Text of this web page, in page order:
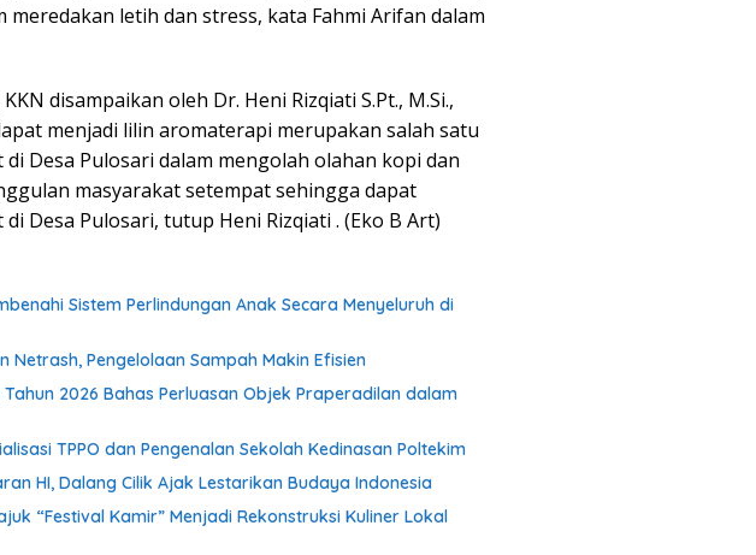
letih dan stress, kata Fahmi Arifan dalam
disampaikan oleh Dr. Heni Rizqiati S.Pt., M.Si.,
menjadi lilin aromaterapi merupakan salah satu
Desa Pulosari dalam mengolah olahan kopi dan
masyarakat setempat sehingga dapat
Desa Pulosari, tutup Heni Rizqiati . (Eko B Art)
Sistem Perlindungan Anak Secara Menyeluruh di
Netrash, Pengelolaan Sampah Makin Efisien
2026 Bahas Perluasan Objek Praperadilan dalam
TPPO dan Pengenalan Sekolah Kedinasan Poltekim
HI, Dalang Cilik Ajak Lestarikan Budaya Indonesia
“Festival Kamir” Menjadi Rekonstruksi Kuliner Lokal